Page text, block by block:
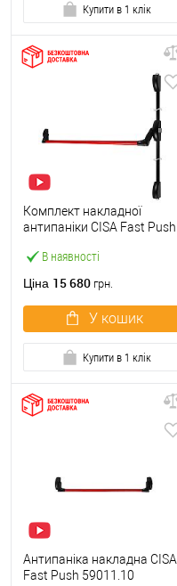
Купити в 1 клік
В наявності
Комплект накладної
антипаніки CISA Fast Push
точковий вверх-вниз
Ціна 15 680 грн.
У кошик
Купити в 1 клік
Антипаніка накладна CISA
Fast Push 59011.10